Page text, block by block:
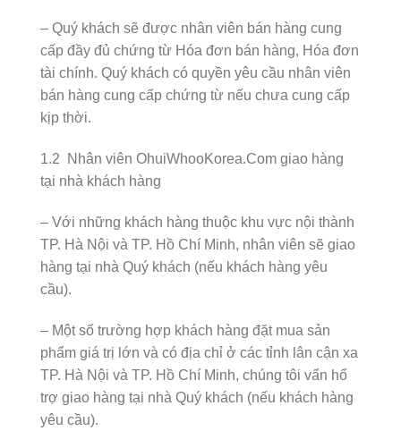
– Quý khách sẽ được nhân viên bán hàng cung
cấp đầy đủ chứng từ Hóa đơn bán hàng, Hóa đơn
tài chính. Quý khách có quyền yêu cầu nhân viên
bán hàng cung cấp chứng từ nếu chưa cung cấp
kịp thời.
1.2 Nhân viên OhuiWhooKorea.Com giao hàng
tại nhà khách hàng
– Với những khách hàng thuộc khu vực nội thành
TP. Hà Nội và TP. Hồ Chí Minh, nhân viên sẽ giao
hàng tại nhà Quý khách (nếu khách hàng yêu
cầu).
– Một số trường hợp khách hàng đặt mua sản
phẩm giá trị lớn và có địa chỉ ở các tỉnh lân cận xa
TP. Hà Nội và TP. Hồ Chí Minh, chúng tôi vẩn hổ
trợ giao hàng tại nhà Quý khách (nếu khách hàng
yêu cầu).